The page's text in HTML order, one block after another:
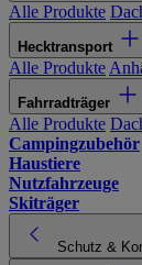
Alle Produkte
Hecktransport
Alle Produkte
Fahrradträger
Alle Produkte
Campingzubehör
Haustiere
Nutzfahrzeuge
Skiträger
Schutz &